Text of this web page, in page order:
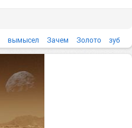
вымысел Зачем Золото зуб